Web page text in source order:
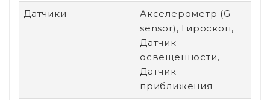
Датчики
Акселерометр (G-
sensor), Гироскоп,
Датчик
освещенности,
Датчик
приближения